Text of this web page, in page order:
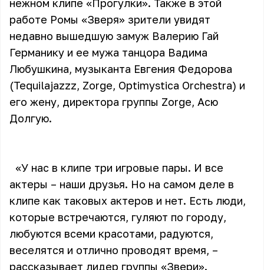
нежном клипе «Прогулки». Также в этой
работе Ромы «Зверя» зрители увидят
недавно вышедшую замуж Валерию Гай
Германику и ее мужа танцора Вадима
Любушкина, музыканта Евгения Федорова
(Tequilajazzz, Zorge, Optimystica Orchestra) и
его жену, директора группы Zorge, Асю
Долгую.
«У нас в клипе три игровые пары. И все
актеры – наши друзья. Но на самом деле в
клипе как таковых актеров и нет. Есть люди,
которые встречаются, гуляют по городу,
любуются всеми красотами, радуются,
веселятся и отлично проводят время, –
рассказывает лидер группы «Звери».